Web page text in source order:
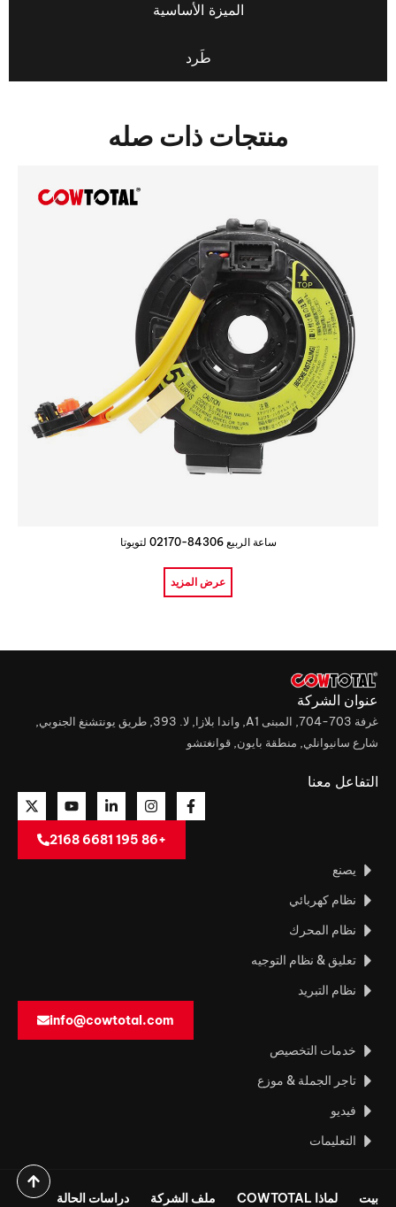
الميزة الأساسية
طَرد
منتجات ذات صله
ساعة الربيع 84306-02170 لتويوتا
عرض المزيد
عنوان الشركة
غرفة 703-704, المبنى A1, واندا بلازا, لا. 393, طريق يونتشنغ الجنوبي,
شارع سانيوانلي, منطقة بايون, قوانغتشو
التفاعل معنا
+86 195 6681 2168
يصنع
نظام كهربائي
نظام المحرك
تعليق & نظام التوجيه
نظام التبريد
info@cowtotal.com
خدمات التخصيص
تاجر الجملة & موزع
فيديو
التعليمات
بيت لماذا COWTOTAL ملف الشركة دراسات الحالة